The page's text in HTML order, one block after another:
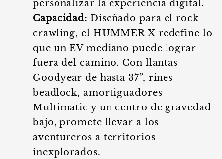
personalizar la experiencia digital.
Capacidad: Diseñado para el rock
crawling, el HUMMER X redefine lo
que un EV mediano puede lograr
fuera del camino. Con llantas
Goodyear de hasta 37”, rines
beadlock, amortiguadores
Multimatic y un centro de gravedad
bajo, promete llevar a los
aventureros a territorios
inexplorados.